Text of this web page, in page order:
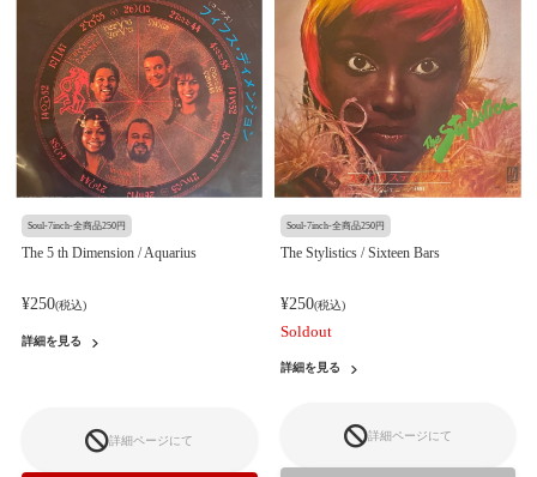
Soul-7inch-全商品250円
The 5 th Dimension / Aquarius
¥250(税込)
詳細を見る
詳細ページにて
Soul-7inch-全商品250円
The Stylistics / Sixteen Bars
¥250(税込)
Soldout
詳細を見る
詳細ページにて